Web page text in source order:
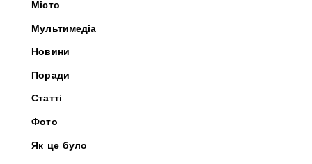
Місто
Мультимедіа
Новини
Поради
Статті
Фото
Як це було